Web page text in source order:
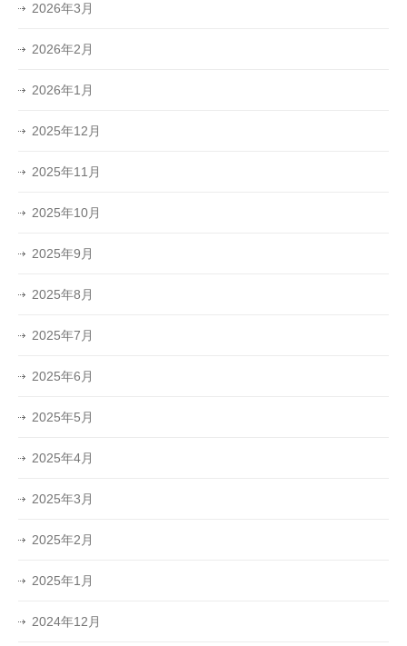
2026年3月
2026年2月
2026年1月
2025年12月
2025年11月
2025年10月
2025年9月
2025年8月
2025年7月
2025年6月
2025年5月
2025年4月
2025年3月
2025年2月
2025年1月
2024年12月